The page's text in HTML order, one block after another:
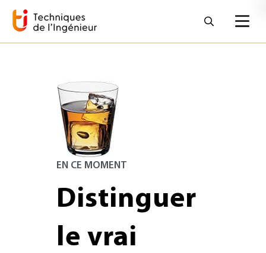
EN CE MOMENT
Distinguer
le vrai